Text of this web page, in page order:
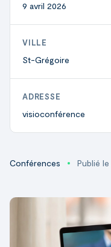
9 avril 2026
VILLE
St-Grégoire
ADRESSE
visioconférence
Conférences Publié